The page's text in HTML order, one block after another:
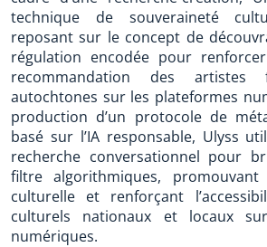
technique de souveraineté
reposant sur le concept de
régulation encodée pour
recommandation des artistes
autochtones sur les plateformes
production d’un protocole de
basé sur l’IA responsable, Ulyss
recherche conversationnel pour
filtre algorithmiques,
culturelle et renforçant
culturels nationaux et locaux
numériques.